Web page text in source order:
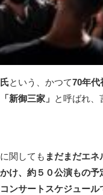
という、かつて70年代
新御三家」 と呼ばれ、
関しても まだまだエ
け、約５０公演もの予
ンサートスケジュール